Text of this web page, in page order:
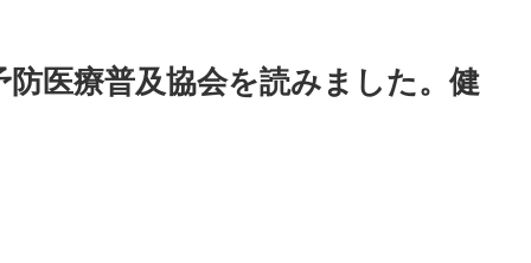
医療普及協会を読みました。健